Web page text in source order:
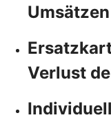
Umsätzen
Verlust